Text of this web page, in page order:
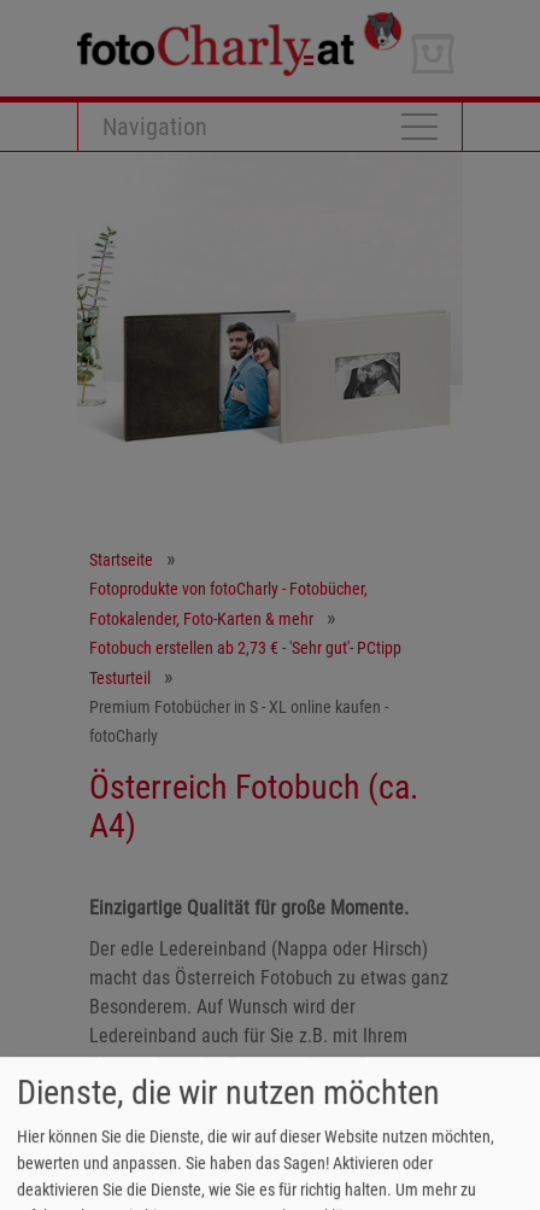
Navigation
Startseite
Fotoprodukte von fotoCharly - Fotobücher,
Fotokalender, Foto-Karten & mehr
Fotobuch erstellen ab 2,73 € - 'Sehr gut'- PCtipp
Testurteil
Premium Fotobücher in S - XL online kaufen -
fotoCharly
Österreich Fotobuch (ca.
A4)
Einzigartige Qualität für große Momente.
Der edle Ledereinband (Nappa oder Hirsch)
macht das Österreich Fotobuch zu etwas ganz
Besonderem. Auf Wunsch wird der
Ledereinband auch für Sie z.B. mit Ihrem
Wappen bestickt. Das neue Jeans-Cover
bietet zusätzlich die Möglichkeit eine
Visitenkarte dazuzugeben.
Format: 20x30 cm (ca. A4)
Dienste, die wir nutzen möchten
Hier können Sie die Dienste, die wir auf dieser Website nutzen möchten,
bewerten und anpassen. Sie haben das Sagen! Aktivieren oder
deaktivieren Sie die Dienste, wie Sie es für richtig halten. Um mehr zu